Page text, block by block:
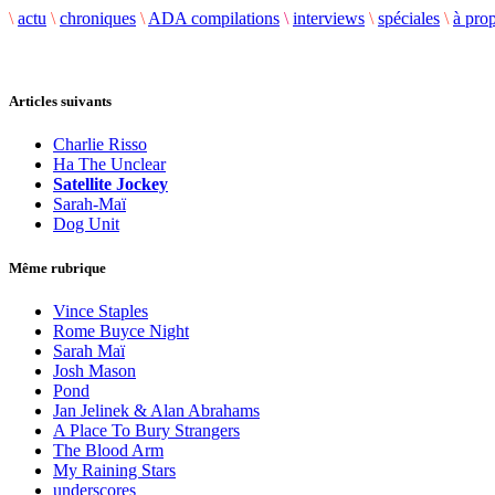
\ actu \ chroniques \ ADA compilations \ interviews \ spéciales \ à
Articles suivants
Charlie Risso
Ha The Unclear
Satellite Jockey
Sarah-Maï
Dog Unit
Même rubrique
Vince Staples
Rome Buyce Night
Sarah Maï
Josh Mason
Pond
Jan Jelinek & Alan Abrahams
A Place To Bury Strangers
The Blood Arm
My Raining Stars
underscores